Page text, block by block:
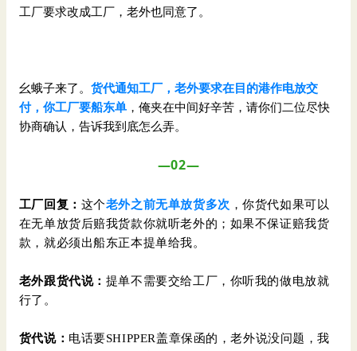
工厂要求改成工厂，老外也同意了。
幺蛾子来了。 货代通知工厂，老外要求在目的港作电放交
付，你工厂要船东单，俺夹在中间好辛苦，请你们二位尽快
协商确认，告诉我到底怎么弄。
—02—
工厂回复： 这个老外之前无单放货多次 ，你货代如果可以
在无单放货后赔我货款你就听老外的；如果不保证赔我货
款，就必须出船东正本提单给我。
老外跟货代说： 提单不需要交给工厂，你听我的做电放就
行了。
货代说： 电话要SHIPPER盖章保函的，老外说没问题，我